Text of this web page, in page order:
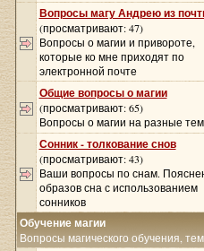
Вопросы магу Андрею из
(просматривают: 47)
Вопросы о магии и привороте,
которые ко мне приходят по
электронной почте
Общие вопросы о магии
(просматривают: 65)
Вопросы о магии на разные
Сонник - толкование снов
(просматривают: 43)
Ваши вопросы по снам.
образов сна с использованием
сонников
Обучение магии
Вопросы магического обучения,